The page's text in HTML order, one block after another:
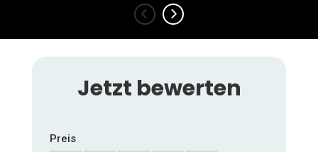
‹ ›
Jetzt bewerten
Preis